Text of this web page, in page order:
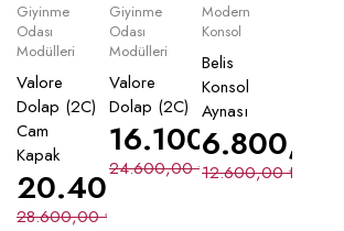
Giyinme
Odası
Modülleri
Valore
Dolap (2C)
Cam
Kapak
28.600,00₺
20.400,00₺
Giyinme
Odası
Modülleri
Valore
Dolap (2C)
24.600,00₺
16.100,00₺
Modern
Konsol
Belis
Konsol
Aynası
12.600,00₺
6.800,00